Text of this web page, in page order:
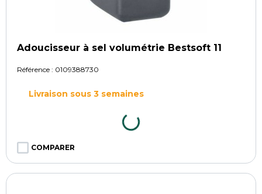
Adoucisseur à sel volumétrie Bestsoft 11
Référence : 0109388730
Livraison sous 3 semaines
COMPARER